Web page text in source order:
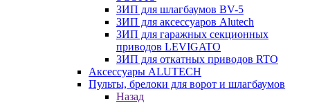
ЗИП для шлагбаумов BV-5
ЗИП для аксессуаров Alutech
ЗИП для гаражных секционных
приводов LEVIGATO
ЗИП для откатных приводов RTO
Аксессуары ALUTECH
Пульты, брелоки для ворот и шлагбаумов
Назад